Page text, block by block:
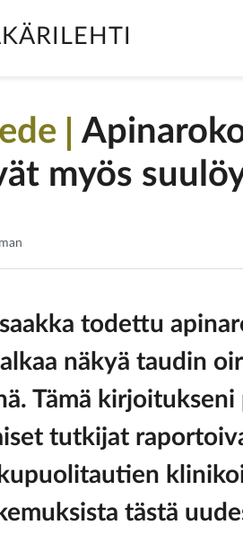
myös
todettu
näkyä taudin
Tämä
tutkijat
tästä